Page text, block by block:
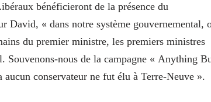
bénéficieront de la présence du
David, « dans notre système gouvernemental,
du premier ministre, les premiers ministres
nous de la campagne « Anything
conservateur ne fut élu à Terre-Neuve ».